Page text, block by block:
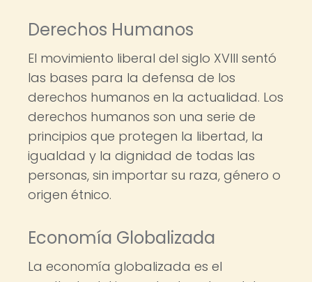
Derechos Humanos
El movimiento liberal del siglo XVIII sentó
las bases para la defensa de los
derechos humanos en la actualidad. Los
derechos humanos son una serie de
principios que protegen la libertad, la
igualdad y la dignidad de todas las
personas, sin importar su raza, género o
origen étnico.
Economía Globalizada
La economía globalizada es el